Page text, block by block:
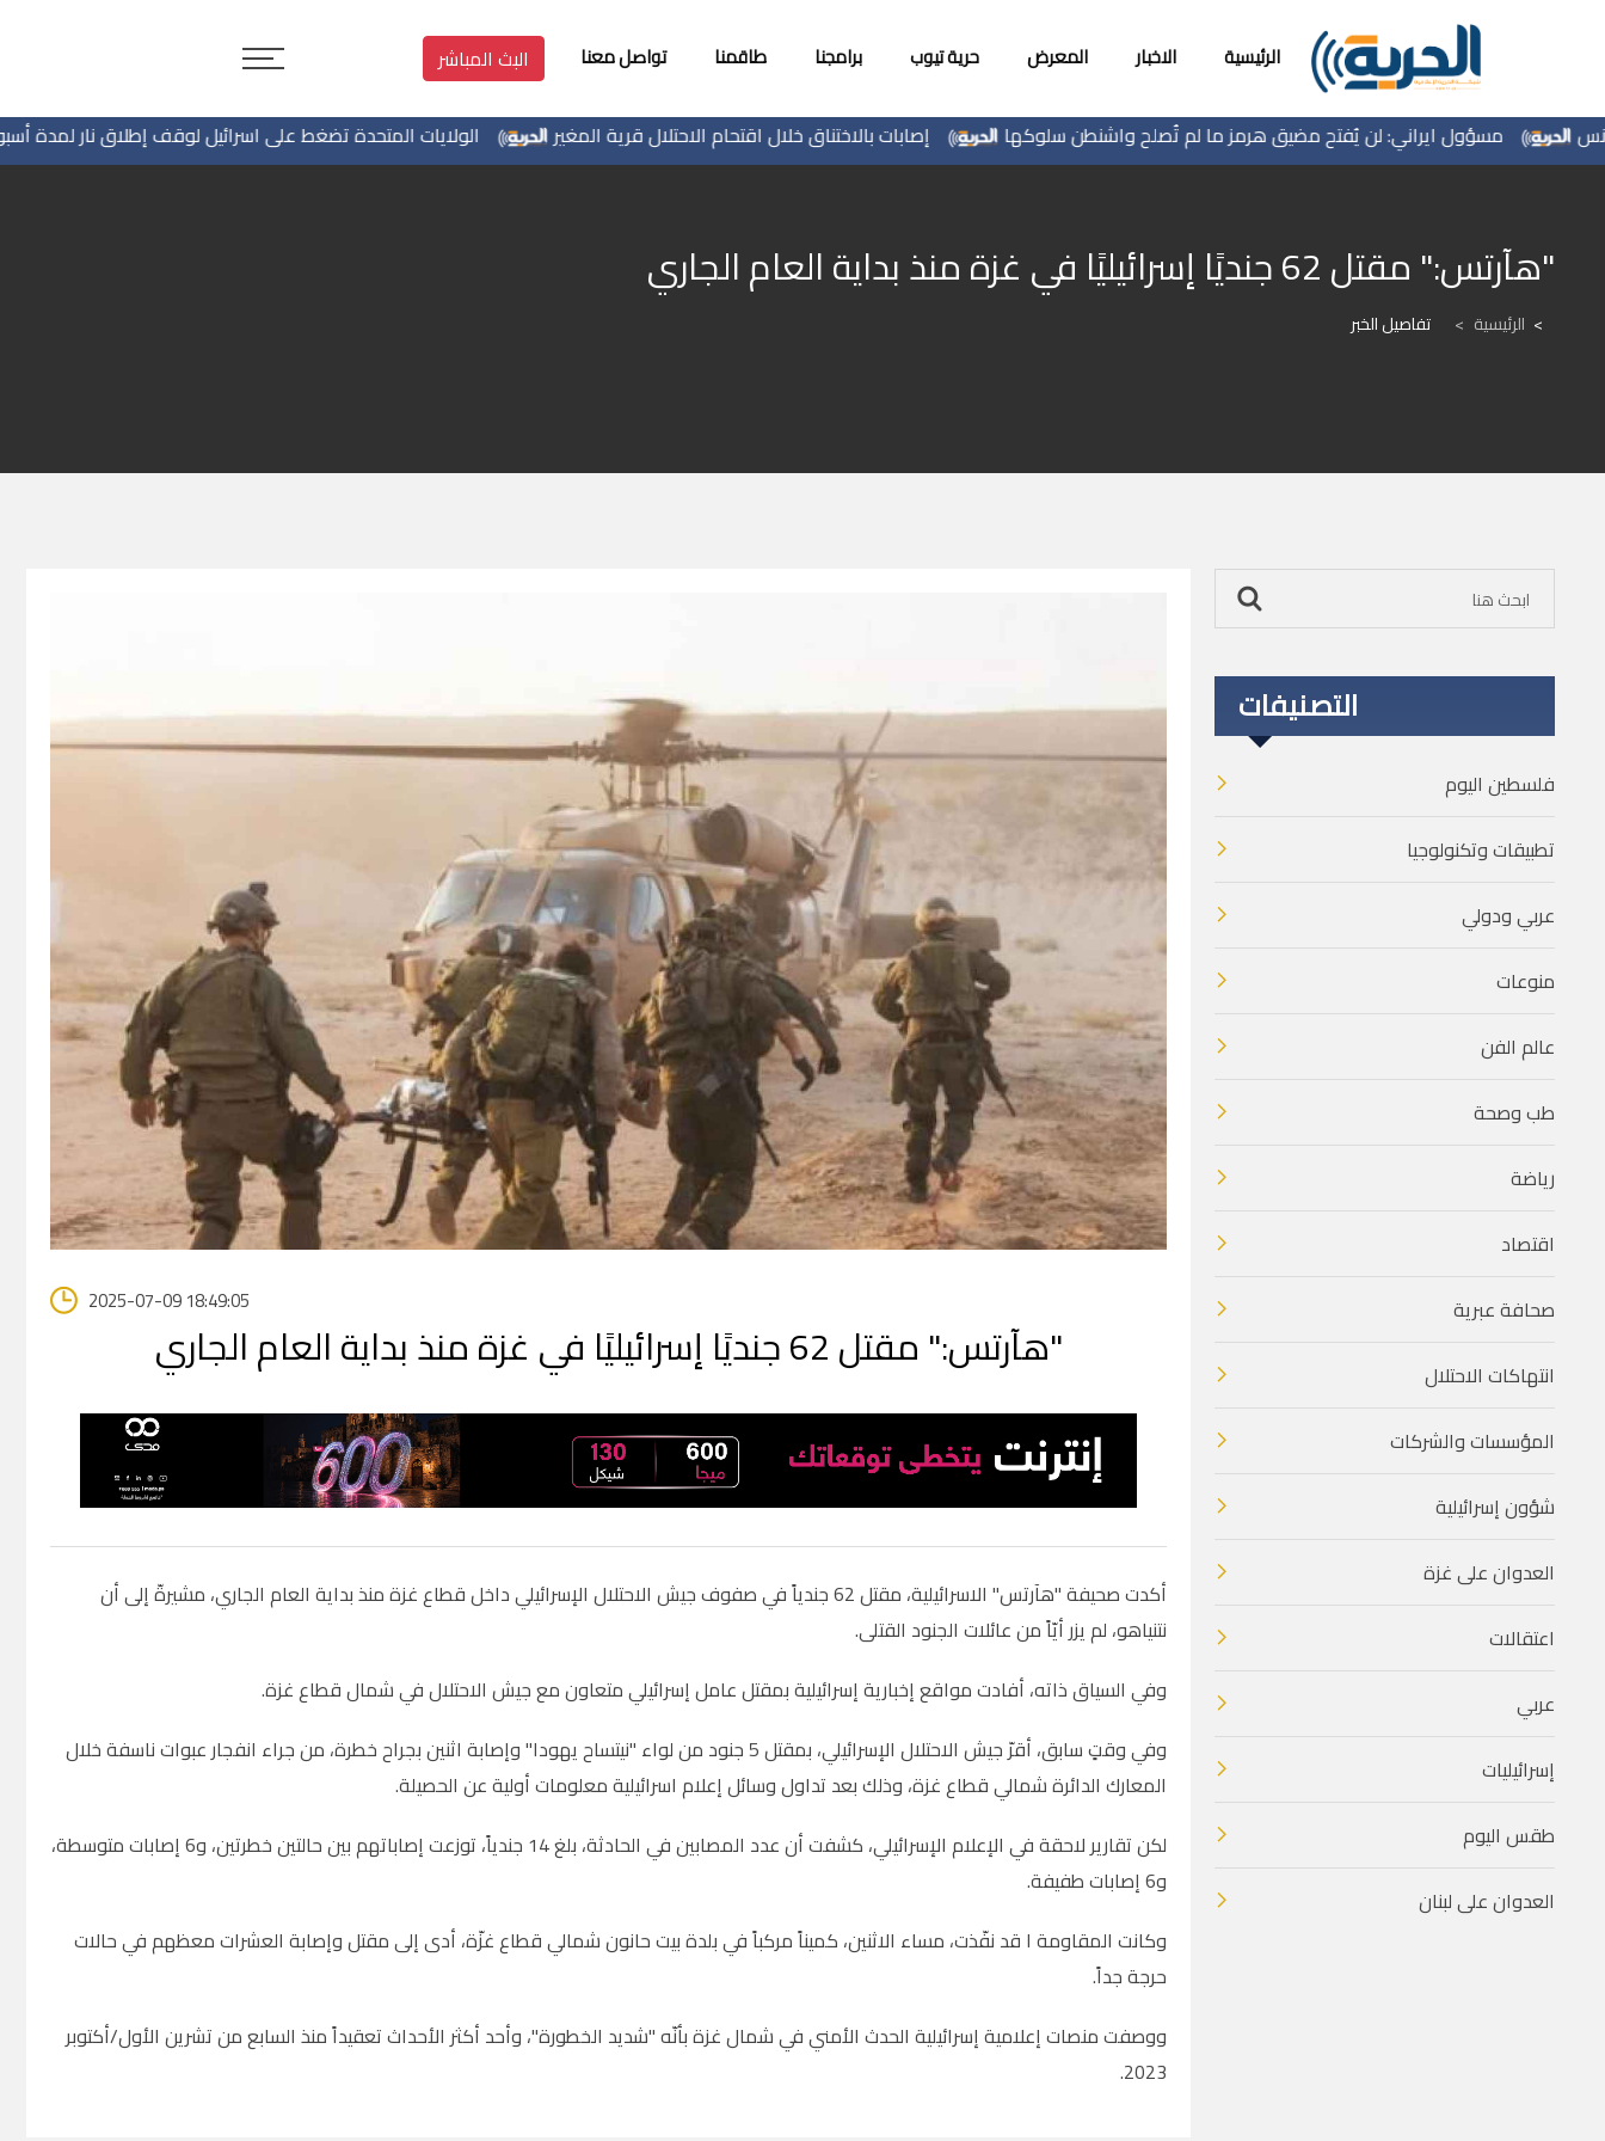
الرئيسية الاخبار المعرض حرية تيوب برامجنا طاقمنا تواصل معنا البث المباشر
الولايات المتحدة تضغط على اسرائيل لوقف إطلاق نار لمدة إصابات بالاختناق خلال اقتحام الاحتلال قرية المغير مسؤول ايراني: لن يُفتح مضيق هرمز ما لم تُصلح واشنطن سلوكها
"هآرتس:" مقتل 62 جنديًا إسرائيليًا في غزة منذ بداية العام الجاري
الرئيسية > تفاصيل الخبر
2025-07-09 18:49:05
"هآرتس:" مقتل 62 جنديًا إسرائيليًا في غزة منذ بداية العام الجاري
أكدت صحيفة "هآرتس" الاسرائيلية، مقتل 62 جندياً في صفوف جيش الاحتلال الإسرائيلي داخل قطاع غزة منذ بداية العام الجاري، مشيرةّ إلى أن
نتنياهو، لم يزر أيّاً من عائلات الجنود القتلى.
وفي السياق ذاته، أفادت مواقع إخبارية إسرائيلية بمقتل عامل إسرائيلي متعاون مع جيش الاحتلال في شمال قطاع غزة.
وفي وقتٍ سابق، أقرّ جيش الاحتلال الإسرائيلي، بمقتل 5 جنود من لواء "نيتساح يهودا" وإصابة اثنين بجراح خطرة، من جراء انفجار عبوات ناسفة خلال
المعارك الدائرة شمالي قطاع غزة، وذلك بعد تداول وسائل إعلام اسرائيلية معلومات أولية عن الحصيلة.
لكن تقارير لاحقة في الإعلام الإسرائيلي، كشفت أن عدد المصابين في الحادثة، بلغ 14 جندياً، توزعت إصاباتهم بين حالتين خطرتين، و6 إصابات متوسطة،
و6 إصابات طفيفة.
وكانت المقاومة ا قد نفّذت، مساء الاثنين، كميناً مركباً في بلدة بيت حانون شمالي قطاع غزّة، أدى إلى مقتل وإصابة العشرات معظهم في حالات
حرجة جداً.
ووصفت منصات إعلامية إسرائيلية الحدث الأمني في شمال غزة بأنّه "شديد الخطورة"، وأحد أكثر الأحداث تعقيداً منذ السابع من تشرين الأول/أكتوبر
2023.
التصنيفات
فلسطين اليوم
تطبيقات وتكنولوجيا
عربي ودولي
منوعات
عالم الفن
طب وصحة
رياضة
اقتصاد
صحافة عبرية
انتهاكات الاحتلال
المؤسسات والشركات
شؤون إسرائيلية
العدوان على غزة
اعتقالات
عربي
إسرائيليات
طقس اليوم
العدوان على لبنان